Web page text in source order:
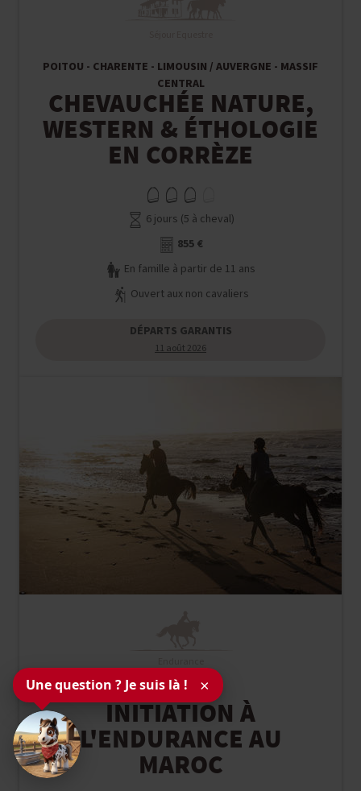
POITOU - CHARENTE - LIMOUSIN / AUVERGNE - MASSIF
CENTRAL
CHEVAUCHÉE NATURE,
WESTERN & ÉTHOLOGIE
EN CORRÈZE
6 jours (5 à cheval)
855 €
En famille à partir de 11 ans
Ouvert aux non cavaliers
DÉPARTS GARANTIS
11 août 2026
MAROC ATLAS
INITIATION À
L'ENDURANCE AU
MAROC
Une question ? Je suis là ! ×